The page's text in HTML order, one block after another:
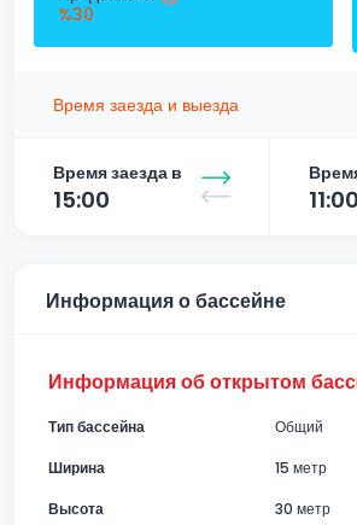
%30
Время заезда и выезда
Время заезда в
15:00 11:00
Информация о бассейне
Информация об открытом
Тип бассейна
Общий
Ширина
15 метр
Высота
30 метр